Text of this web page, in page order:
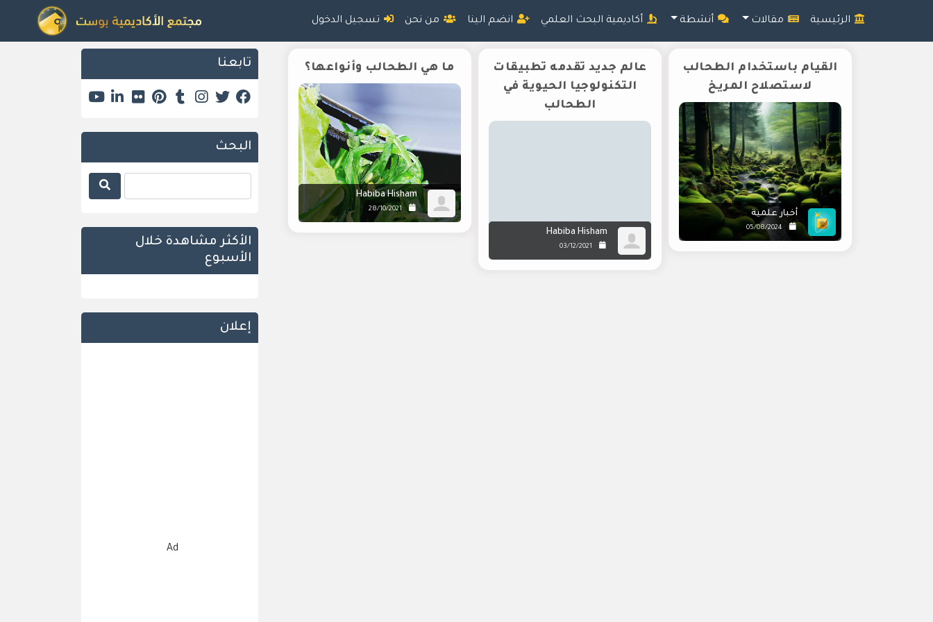
الرئيسية مقالات أنشطة أكاديمية البحث العلمي انضم الينا من نحن تسجيل الدخول
القيام باستخدام الطحالب
لاستصلاح المريخ
أخبار علمية
05/08/2024
عالم جديد تقدمه تطبيقات
التكنولوجيا الحيوية في
الطحالب
Habiba Hisham
03/12/2021
ما هي الطحالب وأنواعها؟
Habiba Hisham
28/10/2021
تابعنا
البحث
الأكثر مشاهدة خلال
الأسبوع
إعلان
Ad